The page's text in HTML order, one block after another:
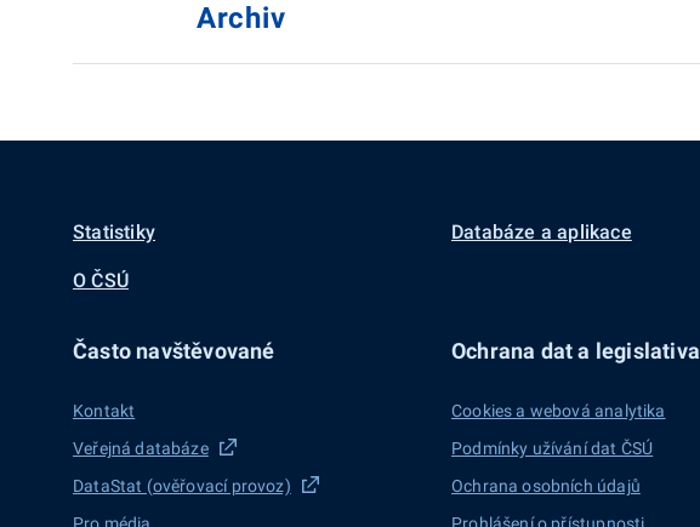
Archiv
Statistiky Databáze a aplikace
O ČSÚ
Často navštěvované
Kontakt
Veřejná databáze
DataStat (ověřovací provoz)
Ochrana dat a legislativa
Cookies a webová analytika
Podmínky užívání dat ČSÚ
Ochrana osobních údajů